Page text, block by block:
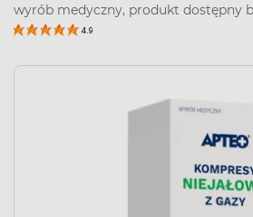
wyrób medyczny, produkt dostępny
4.9